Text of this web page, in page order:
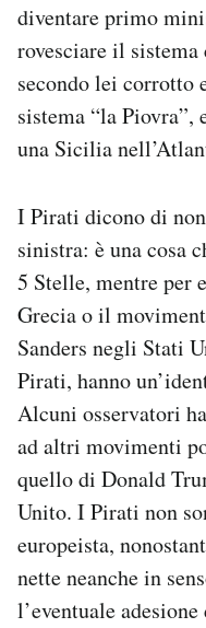
diventare primo
rovesciare il sistema
secondo lei corrotto
sistema “la Piovra”,
una Sicilia
I Pirati dicono di
sinistra: è una cosa
5 Stelle, mentre per
Grecia o il
Sanders negli Stati
Pirati, hanno
Alcuni osservatori
ad altri movimenti
quello di Donald
Unito. I Pirati non
europeista,
nette neanche in
l’eventuale